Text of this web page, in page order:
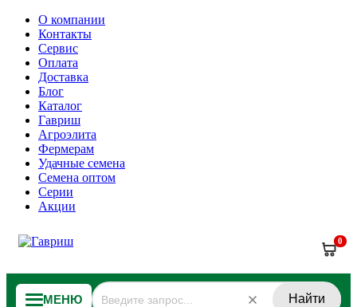
О компании
Контакты
Сервис
Оплата
Доставка
Блог
Каталог
Гавриш
Агроэлита
Фермерам
Удачные семена
Семена оптом
Серии
Акции
0
МЕНЮ Найти